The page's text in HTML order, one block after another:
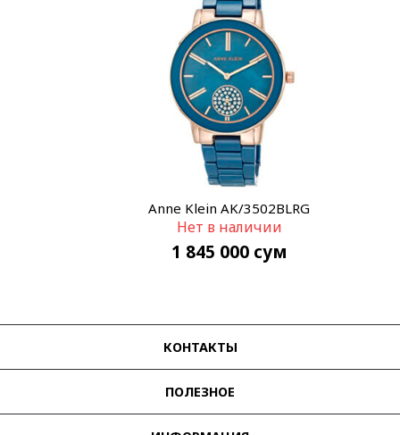
Anne Klein AK/3502BLRG
Нет в наличии
1 845 000 сум
КОНТАКТЫ
ПОЛЕЗНОЕ